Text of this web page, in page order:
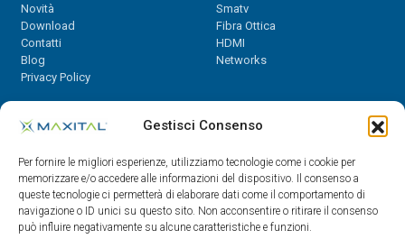
Gestisci Consenso
Per fornire le migliori esperienze, utilizziamo tecnologie come i cookie per
memorizzare e/o accedere alle informazioni del dispositivo. Il consenso a
queste tecnologie ci permetterà di elaborare dati come il comportamento di
navigazione o ID unici su questo sito. Non acconsentire o ritirare il consenso
può influire negativamente su alcune caratteristiche e funzioni.
Novità
Download
Contatti
Blog
Privacy Policy
Smatv
Fibra Ottica
HDMI
Networks
Contatti
08.30 - 12.30 / 14 - 18
0522/909701
0522/909748